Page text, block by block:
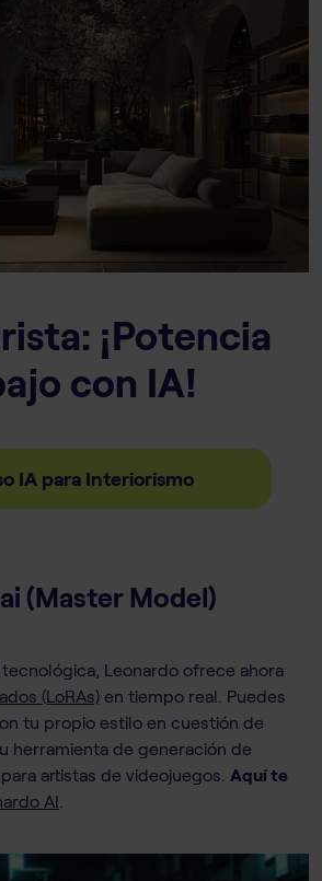
¡Potencia
con IA!
IA para Interiorismo
(Master Model)
Leonardo ofrece ahora
(LoRAs) en tiempo real. Puedes
tu propio estilo en cuestión de
herramienta de generación de
artistas de videojuegos. Aquí te
AI